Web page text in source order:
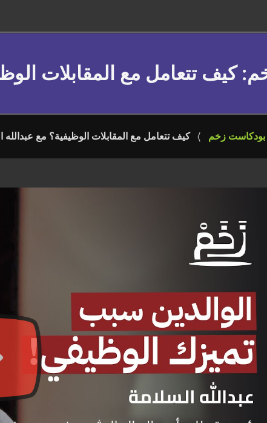
: كيف تتعامل مع المقابلات
بودكاست زخم كيف تتعامل مع المقابلات الوظيفية؟ مع عبدالله